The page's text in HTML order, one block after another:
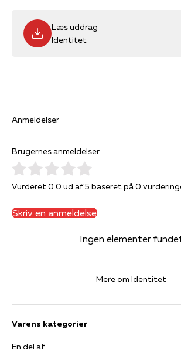
Læs uddrag
Identitet
Anmeldelser
Brugernes anmeldelser
Vurderet 0.0 ud af 5 baseret på 0
Skriv en anmeldelse
Ingen elementer
Mere om Identitet
Varens kategorier
En del af